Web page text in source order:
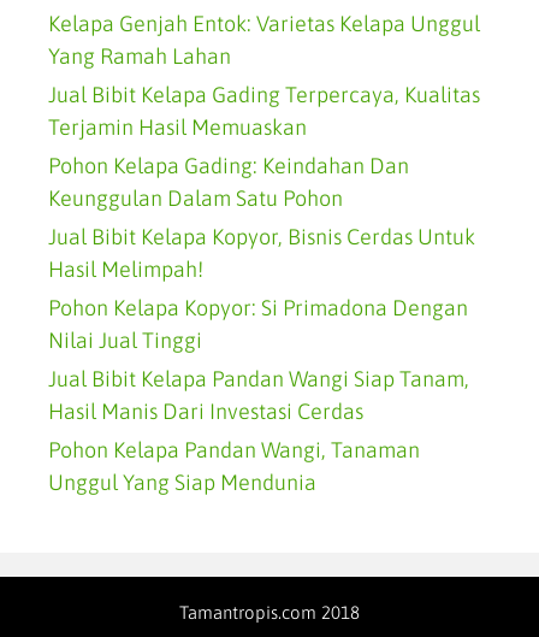
Kelapa Genjah Entok: Varietas Kelapa Unggul
Yang Ramah Lahan
Jual Bibit Kelapa Gading Terpercaya, Kualitas
Terjamin Hasil Memuaskan
Pohon Kelapa Gading: Keindahan Dan
Keunggulan Dalam Satu Pohon
Jual Bibit Kelapa Kopyor, Bisnis Cerdas Untuk
Hasil Melimpah!
Pohon Kelapa Kopyor: Si Primadona Dengan
Nilai Jual Tinggi
Jual Bibit Kelapa Pandan Wangi Siap Tanam,
Hasil Manis Dari Investasi Cerdas
Pohon Kelapa Pandan Wangi, Tanaman
Unggul Yang Siap Mendunia
Tamantropis.com 2018